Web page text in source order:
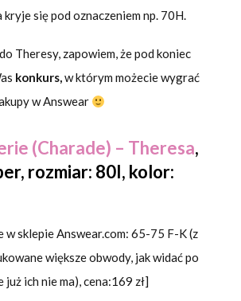
się pod oznaczeniem np. 70H.
Theresy, zapowiem, że pod koniec
konkurs,w którym możecie wygrać
w Answear
(Charade) – Theresa,
rozmiar: 80I, kolor:
w sklepie Answear.com: 65-75 F-K (z
większe obwody, jak widać po
już ich nie ma), cena:169 zł]